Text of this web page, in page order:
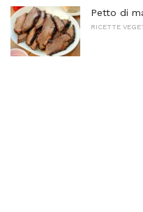
Petto di
RICETTE